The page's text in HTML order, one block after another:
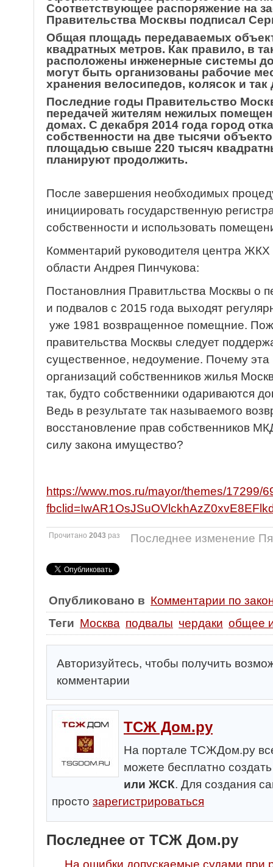
Соответствующее распоряжение на
Правительства Москвы подписал
Общая площадь передаваемых
квадратных метров. Как правило, в
расположены инженерные системы
могут быть организованы рабочие
хранения велосипедов, колясок и так
Последние годы Правительство
передачей жителям нежилых
домах. С декабря 2014 года город
собственности на две тысячи
площадью свыше 220 тысяч
планируют продолжить.
После завершения необходимых
инициировать государственную
собственности и использовать
Комментарий руководителя центра ЖКХ
области Андрея Пинчукова:
Постановлния Правитльства Москвы о
и подвалов с 2015 года выходят
уже 1981 возвращенное помещние.
правительства Москвы следует
существенное, недоумение. Почему эта
организаций собственников жилья
так, будто собственники одариваются
Ведь в результате так называемого
восстановление прав собственников
силу закона имущество?
https://www.mos.ru/mayor/themes/17299/
Прочитано 2043 раз Последнее изменение
Опубликовано в Комментарии по
Теги Москва подвалы чердаки общее
Авторизуйтесь, чтобы получить
комментарии
ТСЖ Дом.ру
На портале ТСЖДом.ру
можете бесплатно
или ЖСК. Для создания
просто зарегистрироваться
Последнее от ТСЖ Дом.ру
На ошибки допускаемые судами при